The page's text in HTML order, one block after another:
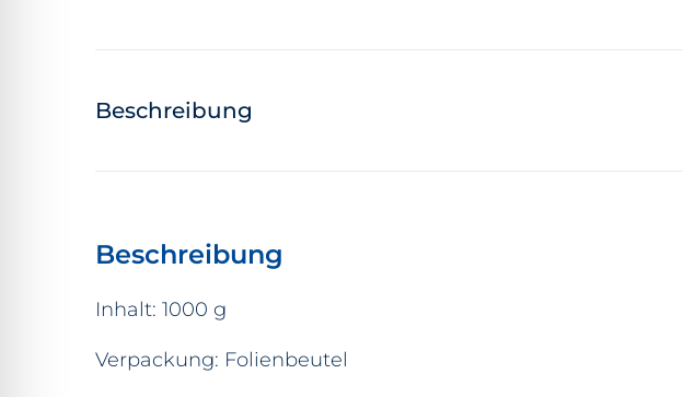
Beschreibung
Beschreibung
Inhalt: 1000 g
Verpackung: Folienbeutel